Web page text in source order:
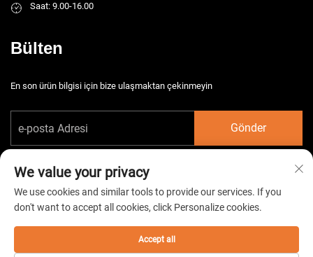
Saat: 9.00-16.00
Bülten
En son ürün bilgisi için bize ulaşmaktan çekinmeyin
Gönder
Telif hakkı © 2026 China Taizhou HarsMarg Elektromekanik Co. Ltd. Tüm
hakları saklıdır. - Gizlilik Politikası
We value your privacy
We use cookies and similar tools to provide our services. If you
don't want to accept all cookies, click Personalize cookies.
Accept all